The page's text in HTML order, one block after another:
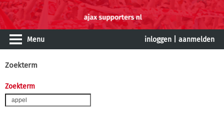
Menu inloggen aanmelden
Zoekterm
Zoekterm